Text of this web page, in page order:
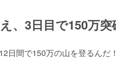
、3日目で150万
間で150万の山を登るんだ